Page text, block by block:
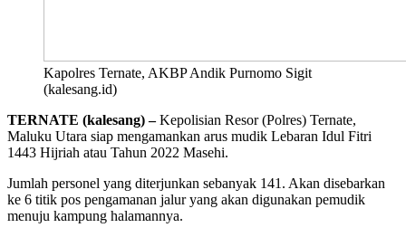
Kapolres Ternate, AKBP Andik Purnomo Sigit
(kalesang.id)
TERNATE (kalesang) –Kepolisian Resor (Polres) Ternate,
Maluku Utara siap mengamankan arus mudik Lebaran Idul Fitri
1443 Hijriah atau Tahun 2022 Masehi.
Jumlah personel yang diterjunkan sebanyak 141. Akan disebarkan
ke 6 titik pos pengamanan jalur yang akan digunakan pemudik
menuju kampung halamannya.